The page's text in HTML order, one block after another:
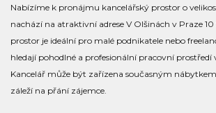
Nabízíme k pronájmu kancelářský prostor o
nachází na atraktivní adrese V Olšinách v Praze 10
prostor je ideální pro malé podnikatele nebo
hledají pohodlné a profesionální pracovní prostředí
Kancelář může být zařízena současným
záleží na přání zájemce.